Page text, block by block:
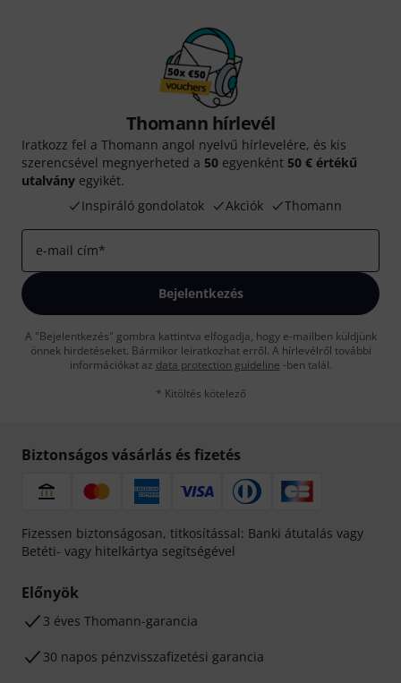
Thomann hírlevél
Iratkozz fel a Thomann angol nyelvű hírlevelére, és kis
szerencsével megnyerheted a 50 egyenként 50 € értékű
utalvány egyikét.
Inspiráló gondolatok
Akciók Thomann
e-mail cím*
Bejelentkezés
A "Bejelentkezés" gombra kattintva elfogadja, hogy e-mailben küldjünk
önnek hirdetéseket. Bármikor leiratkozhat erről. A hírlevélről további
információkat az data protection guideline -ben talál.
* Kitöltés kötelező
Biztonságos vásárlás és fizetés
Fizessen biztonságosan, titkosítással: Banki átutalás vagy
Betéti- vagy hitelkártya segítségével
Előnyök
3 éves Thomann-garancia
30 napos pénzvisszafizetési garancia